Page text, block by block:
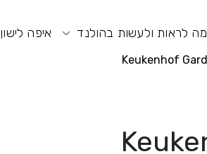
מה לראות ולעשות בהולנד איפה לישון